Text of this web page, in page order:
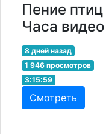
Пение
Часа
8 дней назад
1 946 просмотров
3:15:59
Смотреть